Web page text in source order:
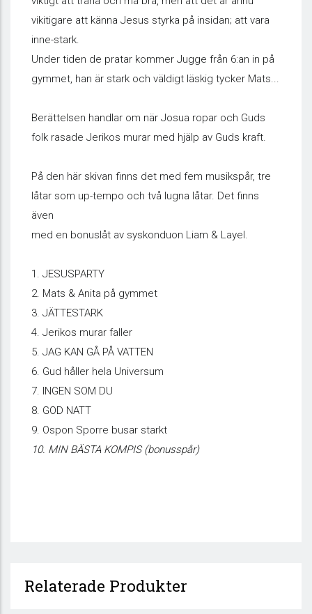
vikitigare att känna Jesus styrka på insidan; att vara
inne-stark.
Under tiden de pratar kommer Jugge från 6:an in på
gymmet, han är stark och väldigt läskig tycker Mats...
Berättelsen handlar om när Josua ropar och Guds
folk rasade Jerikos murar med hjälp av Guds kraft.
På den här skivan finns det med fem musikspår, tre
låtar som up-tempo och två lugna låtar. Det finns
även
med en bonuslåt av syskonduon Liam & Layel.
1. JESUSPARTY
2. Mats & Anita på gymmet
3. JÄTTESTARK
4. Jerikos murar faller
5. JAG KAN GÅ PÅ VATTEN
6. Gud håller hela Universum
7. INGEN SOM DU
8. GOD NATT
9. Ospon Sporre busar starkt
10. MIN BÄSTA KOMPIS (bonusspår)
Relaterade Produkter